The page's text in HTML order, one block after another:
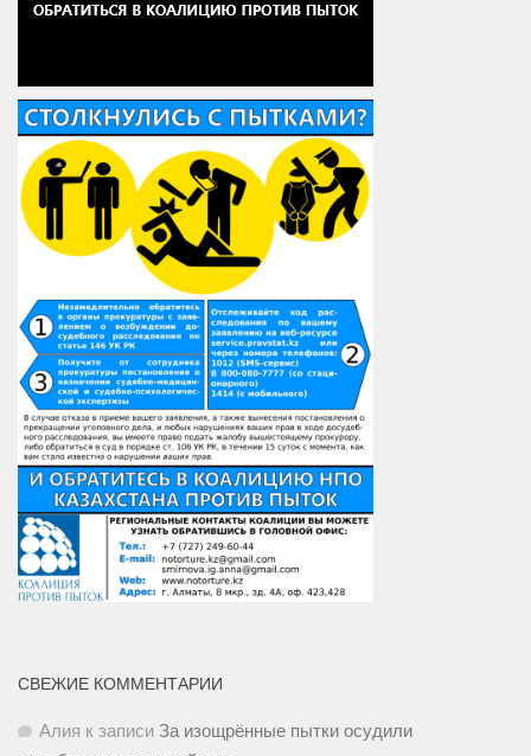
СВЕЖИЕ КОММЕНТАРИИ
Алия к записи За изощрённые пытки осудили